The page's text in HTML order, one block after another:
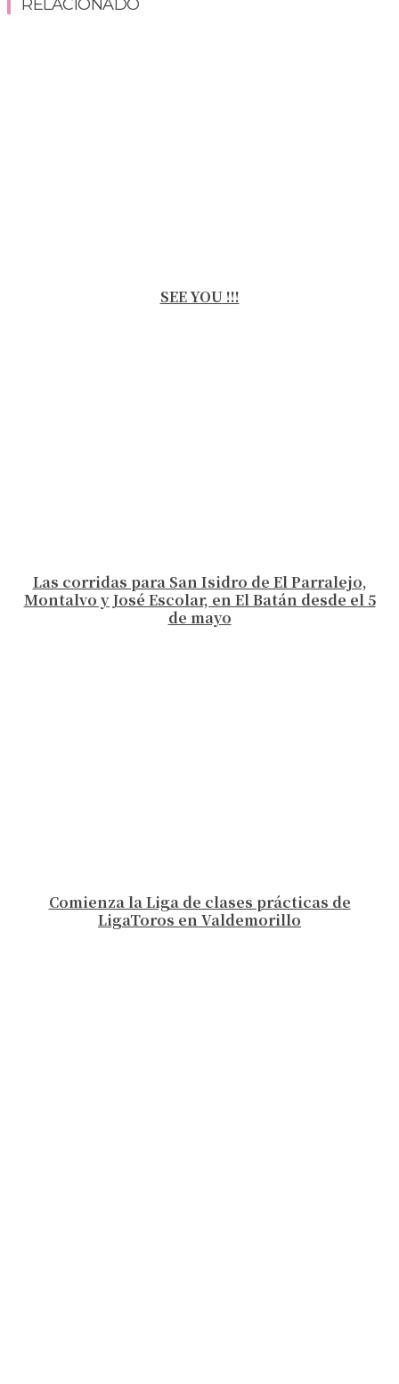
RELACIONADO
SEE YOU !!!
Las corridas para San Isidro de El Parralejo,
Montalvo y José Escolar, en El Batán desde el 5
de mayo
Comienza la Liga de clases prácticas de
LigaToros en Valdemorillo